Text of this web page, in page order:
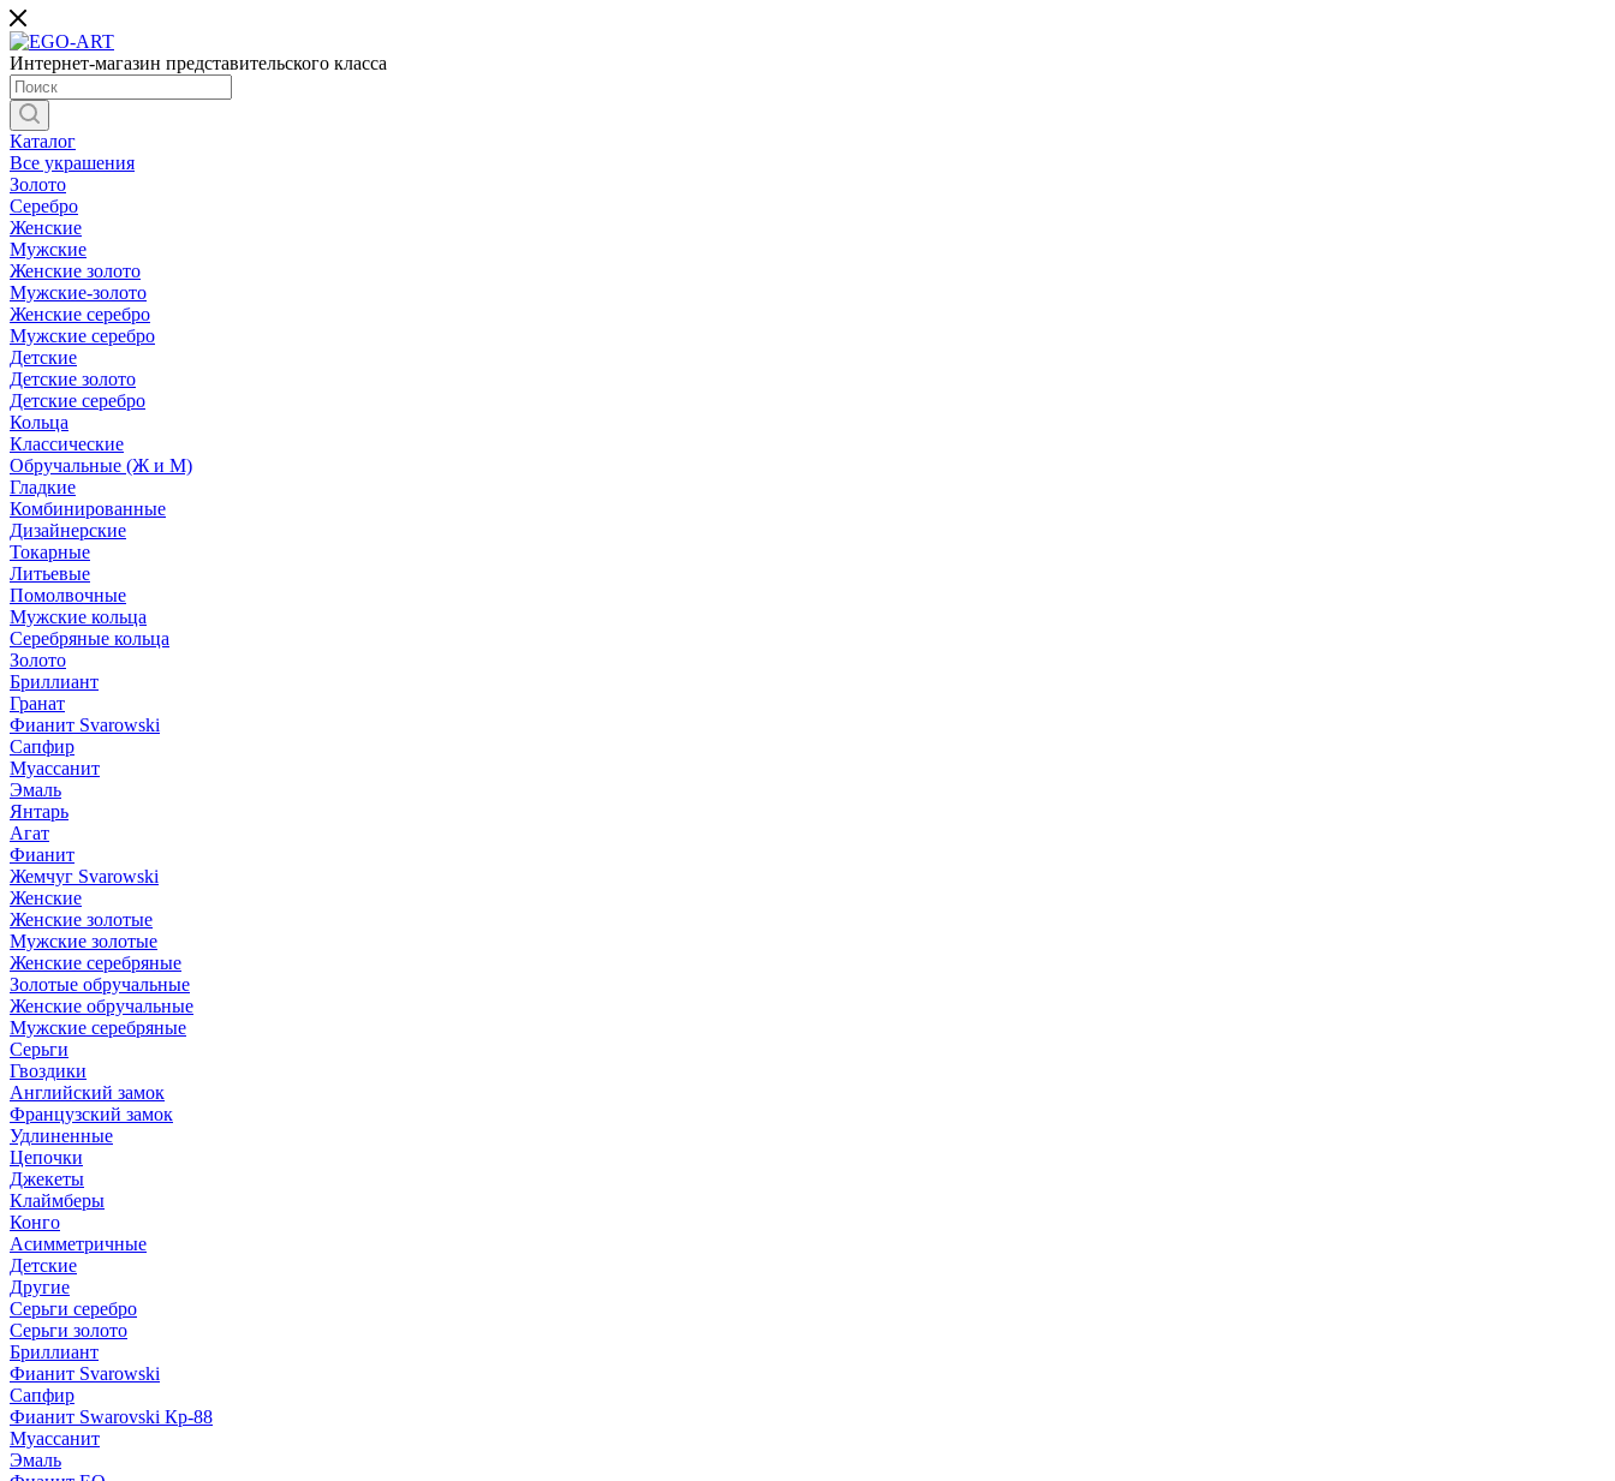
Интернет-магазин представительского класса
Каталог
Все украшения
Золото
Серебро
Женские
Мужские
Женские золото
Мужские-золото
Женские серебро
Мужские серебро
Детские
Детские золото
Детские серебро
Кольца
Классические
Обручальные (Ж и М)
Гладкие
Комбинированные
Дизайнерские
Токарные
Литьевые
Помолвочные
Мужские кольца
Серебряные кольца
Золото
Бриллиант
Гранат
Фианит Svarowski
Сапфир
Муассанит
Эмаль
Янтарь
Агат
Фианит
Жемчуг Svarowski
Женские
Женские золотые
Мужские золотые
Женские серебряные
Золотые обручальные
Женские обручальные
Мужские серебряные
Серьги
Гвоздики
Английский замок
Французский замок
Удлиненные
Цепочки
Джекеты
Клаймберы
Конго
Асимметричные
Детские
Другие
Серьги серебро
Серьги золото
Бриллиант
Фианит Svarowski
Сапфир
Фианит Swarovski Кр-88
Муассанит
Эмаль